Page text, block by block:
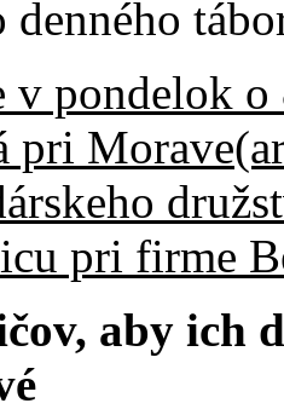
v pondelok
pri
pri firme
aby ich